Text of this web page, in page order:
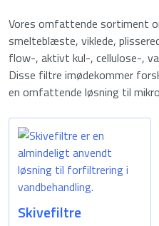
Vores omfattende sortiment
smelteblæste, viklede,
flow-, aktivt kul-, cellulose-,
Disse filtre imødekommer
en omfattende løsning til
Skivefiltre